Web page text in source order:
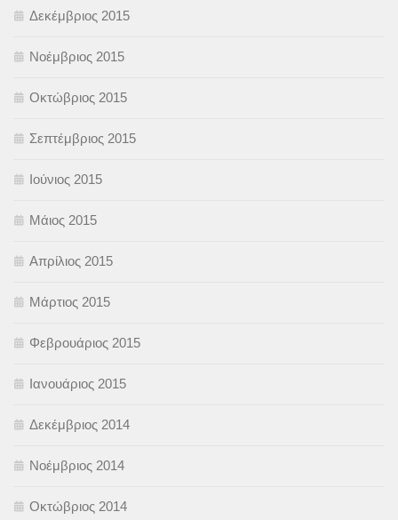
Δεκέμβριος 2015
Νοέμβριος 2015
Οκτώβριος 2015
Σεπτέμβριος 2015
Ιούνιος 2015
Μάιος 2015
Απρίλιος 2015
Μάρτιος 2015
Φεβρουάριος 2015
Ιανουάριος 2015
Δεκέμβριος 2014
Νοέμβριος 2014
Οκτώβριος 2014